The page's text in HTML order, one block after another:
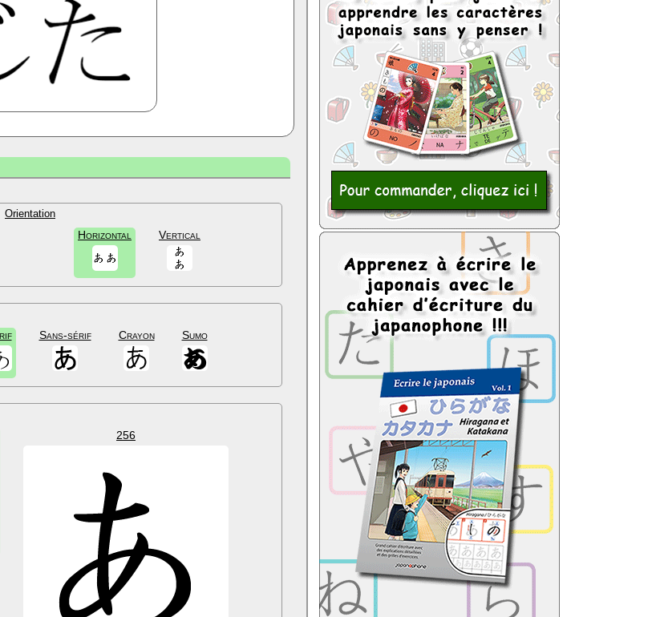
Orientation
Horizontal Vertical
Sans-sérif Crayon Sumo
256